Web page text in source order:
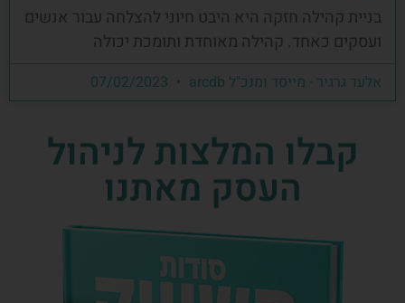
בניית קהילה חזקה היא היבט חיוני להצלחה עבור אנשים
ועסקים כאחד. קהילה מאוחדת ותומכת יכולה
אלעד גרגיר - מייסד ומנכ"ל arcdb
קבלו המלצות לניהול
העסק מאתנו